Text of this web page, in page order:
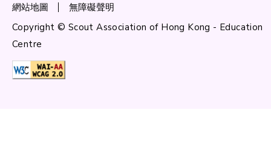
網站地圖
無障礙聲明
Copyright © Scout Association of Hong Kong - Education
Centre